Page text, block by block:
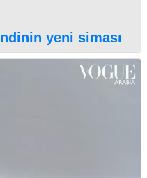
yeni siması